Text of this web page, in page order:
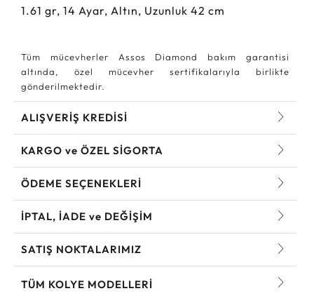
1.61 gr, 14 Ayar, Altın, Uzunluk 42 cm
Tüm mücevherler Assos Diamond bakım garantisi
altında, özel mücevher sertifikalarıyla birlikte
gönderilmektedir.
ALIŞVERİŞ KREDİSİ
KARGO ve ÖZEL SİGORTA
ÖDEME SEÇENEKLERİ
İPTAL, İADE ve DEĞİŞİM
SATIŞ NOKTALARIMIZ
TÜM KOLYE MODELLERI